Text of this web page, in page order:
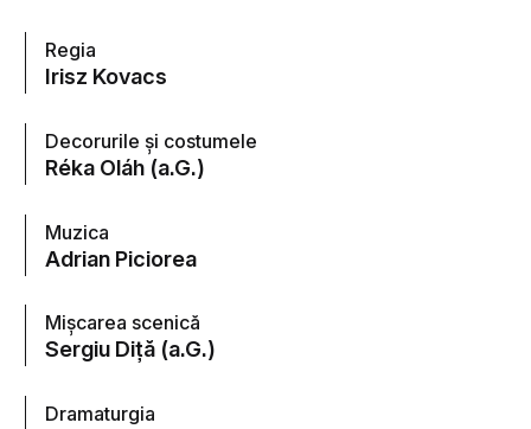
Regia
Irisz Kovacs
Decorurile și costumele
Réka Oláh (a.G.)
Muzica
Adrian Piciorea
Mișcarea scenică
Sergiu Diță (a.G.)
Dramaturgia